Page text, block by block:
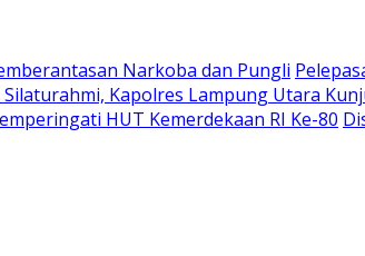
Narkoba dan Pungli
Silaturahmi, Kapolres Lampung Utara
HUT Kemerdekaan RI Ke-80